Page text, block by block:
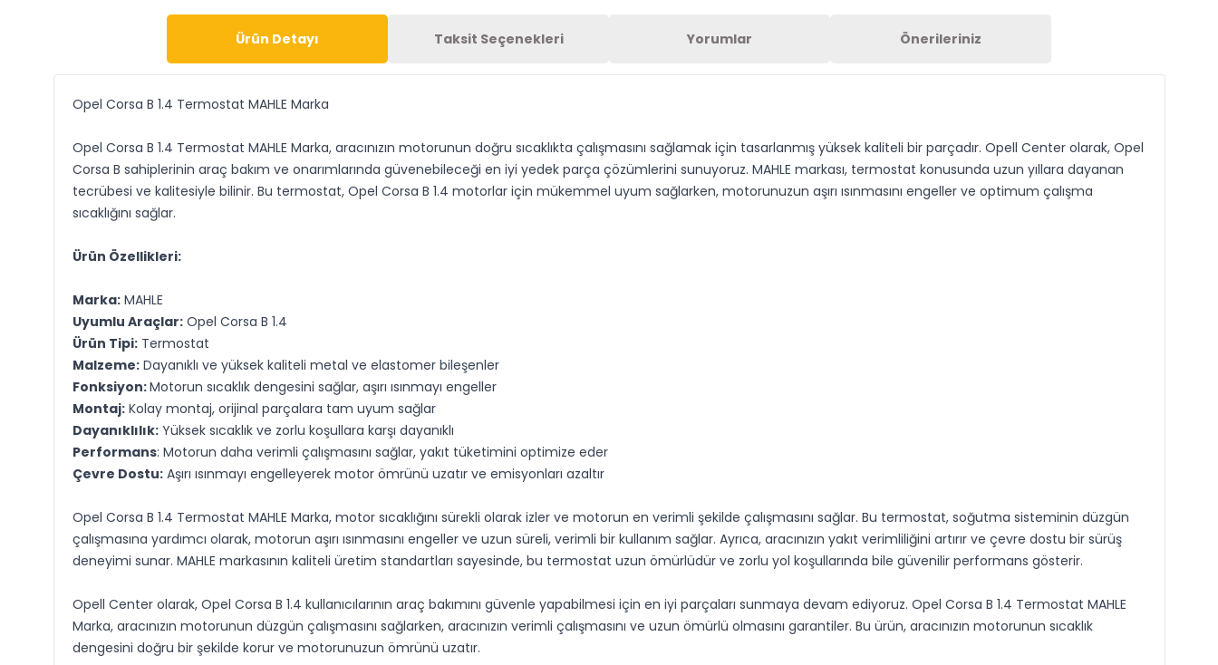
Ürün Detayı Taksit Seçenekleri Yorumlar Önerileriniz
Opel Corsa B 1.4 Termostat MAHLE Marka
Opel Corsa B 1.4 Termostat MAHLE Marka, aracınızın motorunun doğru sıcaklıkta çalışmasını sağlamak için tasarlanmış yüksek kaliteli bir parçadır. Opell Center olarak, Opel
Corsa B sahiplerinin araç bakım ve onarımlarında güvenebileceği en iyi yedek parça çözümlerini sunuyoruz. MAHLE markası, termostat konusunda uzun yıllara dayanan
tecrübesi ve kalitesiyle bilinir. Bu termostat, Opel Corsa B 1.4 motorlar için mükemmel uyum sağlarken, motorunuzun aşırı ısınmasını engeller ve optimum çalışma
sıcaklığını sağlar.
Ürün Özellikleri:
Marka:MAHLE
Uyumlu Araçlar:Opel Corsa B 1.4
Ürün Tipi:Termostat
Malzeme:Dayanıklı ve yüksek kaliteli metal ve elastomer bileşenler
Fonksiyon:Motorun sıcaklık dengesini sağlar, aşırı ısınmayı engeller
Montaj:Kolay montaj, orijinal parçalara tam uyum sağlar
Dayanıklılık:Yüksek sıcaklık ve zorlu koşullara karşı dayanıklı
Performans: Motorun daha verimli çalışmasını sağlar, yakıt tüketimini optimize eder
Çevre Dostu:Aşırı ısınmayı engelleyerek motor ömrünü uzatır ve emisyonları azaltır
Opel Corsa B 1.4 Termostat MAHLE Marka, motor sıcaklığını sürekli olarak izler ve motorun en verimli şekilde çalışmasını sağlar. Bu termostat, soğutma sisteminin düzgün
çalışmasına yardımcı olarak, motorun aşırı ısınmasını engeller ve uzun süreli, verimli bir kullanım sağlar. Ayrıca, aracınızın yakıt verimliliğini artırır ve çevre dostu bir sürüş
deneyimi sunar. MAHLE markasının kaliteli üretim standartları sayesinde, bu termostat uzun ömürlüdür ve zorlu yol koşullarında bile güvenilir performans gösterir.
Opell Center olarak, Opel Corsa B 1.4 kullanıcılarının araç bakımını güvenle yapabilmesi için en iyi parçaları sunmaya devam ediyoruz. Opel Corsa B 1.4 Termostat MAHLE
Marka, aracınızın motorunun düzgün çalışmasını sağlarken, aracınızın verimli çalışmasını ve uzun ömürlü olmasını garantiler. Bu ürün, aracınızın motorunun sıcaklık
dengesini doğru bir şekilde korur ve motorunuzun ömrünü uzatır.